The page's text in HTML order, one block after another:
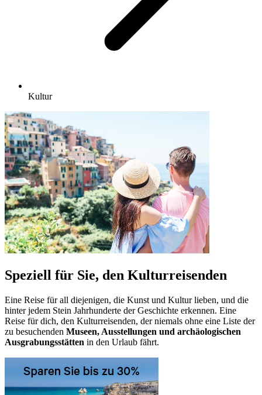
Kultur
Speziell für Sie, den Kulturreisenden
Eine Reise für all diejenigen, die Kunst und Kultur lieben, und die
hinter jedem Stein Jahrhunderte der Geschichte erkennen. Eine
Reise für dich, den Kulturreisenden, der niemals ohne eine Liste der
zu besuchenden Museen, Ausstellungen und archäologischen
Ausgrabungsstätten in den Urlaub fährt.